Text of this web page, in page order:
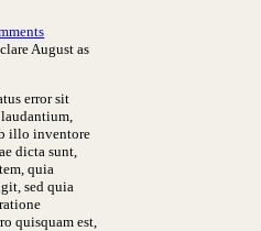
error sit
illo inventore
dicta sunt,
quia
sed quia
quisquam est,